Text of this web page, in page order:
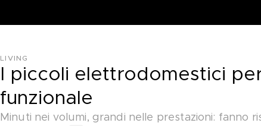
LIVING
I piccoli elettrodomestici
funzionale
Minuti nei volumi, grandi nelle prestazioni: fanno